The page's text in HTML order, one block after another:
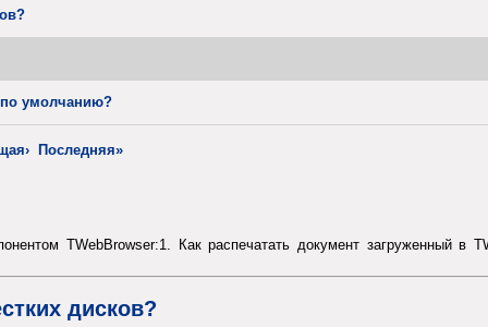
по умолчанию?
Последняя»
TWebBrowser:1. Как распечатать документ загруженный в
дисков?